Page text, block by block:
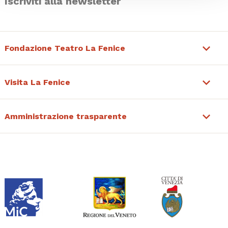
Fondazione Teatro La Fenice
Visita La Fenice
Amministrazione trasparente